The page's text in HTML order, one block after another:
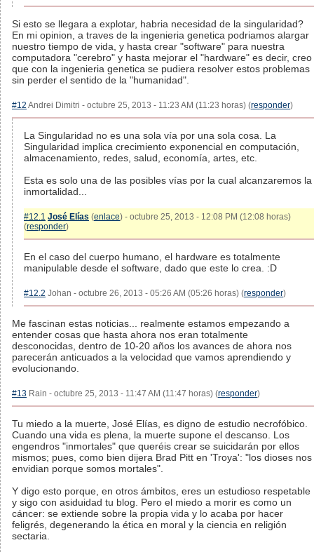
Si esto se llegara a explotar, habria necesidad de la singularidad?
En mi opinion, a traves de la ingenieria genetica podriamos alargar
nuestro tiempo de vida, y hasta crear "software" para nuestra
computadora "cerebro" y hasta mejorar el "hardware" es decir, creo
que con la ingenieria genetica se pudiera resolver estos problemas
sin perder el sentido de la "humanidad".
#12 Andrei Dimitri - octubre 25, 2013 - 11:23 AM (11:23 horas) (responder)
La Singularidad no es una sola vía por una sola cosa. La
Singularidad implica crecimiento exponencial en computación,
almacenamiento, redes, salud, economía, artes, etc.
Esta es solo una de las posibles vías por la cual alcanzaremos la
inmortalidad...
#12.1 José Elías (enlace) - octubre 25, 2013 - 12:08 PM (12:08 horas)
(responder)
En el caso del cuerpo humano, el hardware es totalmente
manipulable desde el software, dado que este lo crea. :D
#12.2 Johan - octubre 26, 2013 - 05:26 AM (05:26 horas) (responder)
Me fascinan estas noticias... realmente estamos empezando a
entender cosas que hasta ahora nos eran totalmente
desconocidas, dentro de 10-20 años los avances de ahora nos
parecerán anticuados a la velocidad que vamos aprendiendo y
evolucionando.
#13 Rain - octubre 25, 2013 - 11:47 AM (11:47 horas) (responder)
Tu miedo a la muerte, José Elías, es digno de estudio necrofóbico.
Cuando una vida es plena, la muerte supone el descanso. Los
engendros "inmortales" que queréis crear se suicidarán por ellos
mismos; pues, como bien dijera Brad Pitt en 'Troya': "los dioses nos
envidian porque somos mortales".
Y digo esto porque, en otros ámbitos, eres un estudioso respetable
y sigo con asiduidad tu blog. Pero el miedo a morir es como un
cáncer: se extiende sobre la propia vida y lo acaba por hacer
feligrés, degenerando la ética en moral y la ciencia en religión
sectaria.